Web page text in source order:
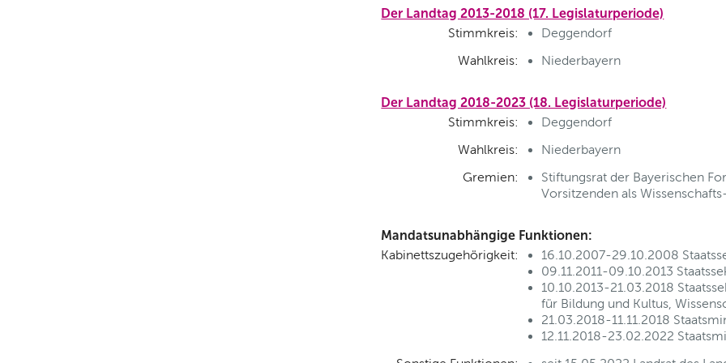
Der Landtag 2013-2018 (17. Legislaturperiode)
Stimmkreis:
Deggendorf
Wahlkreis:
Niederbayern
Der Landtag 2018-2023 (18. Legislaturperiode)
Stimmkreis:
Deggendorf
Wahlkreis:
Niederbayern
Gremien:
Stiftungsrat der Bayerischen
Vorsitzenden als
Mandatsunabhängige Funktionen:
Kabinettszugehörigkeit:
16.10.2007-29.10.2008
09.11.2011-09.10.2013
10.10.2013-21.03.2018
für Bildung und Kultus,
21.03.2018-11.11.2018
12.11.2018-23.02.2022